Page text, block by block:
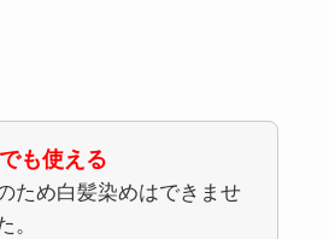
も使える
ため白髪染めはできませ
。